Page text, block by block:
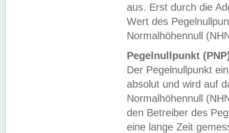
aus. Erst durch die
Wert des
Normalhöhennull
Pegelnullpunkt
Der Pegelnullpunkt
absolut und wird auf
Normalhöhennull
den Betreiber des
eine lange Zeit